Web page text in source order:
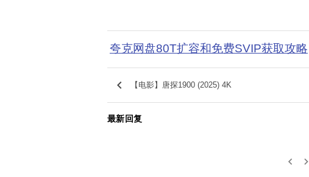
夸克网盘80T扩容和免费SVIP获取攻略
keyboard_arrow_left 【电影】唐探1900 (2025) 4K
最新回复
keyboard_arrow_left keyboard_arrow_right